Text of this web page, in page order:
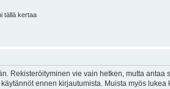
tällä kertaa
Rekisteröityminen vie vain hetken, mutta
ennen kirjautumista. Muista myös